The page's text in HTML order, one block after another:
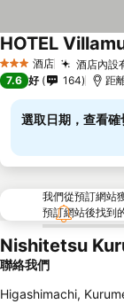
3 星級 酒店 酒店內設
HOTEL
7.6 好 164 距
選取日期，查看確
我們從預訂網站
預訂網站後找到
Nishitetsu
聯絡我們
Higashimachi,